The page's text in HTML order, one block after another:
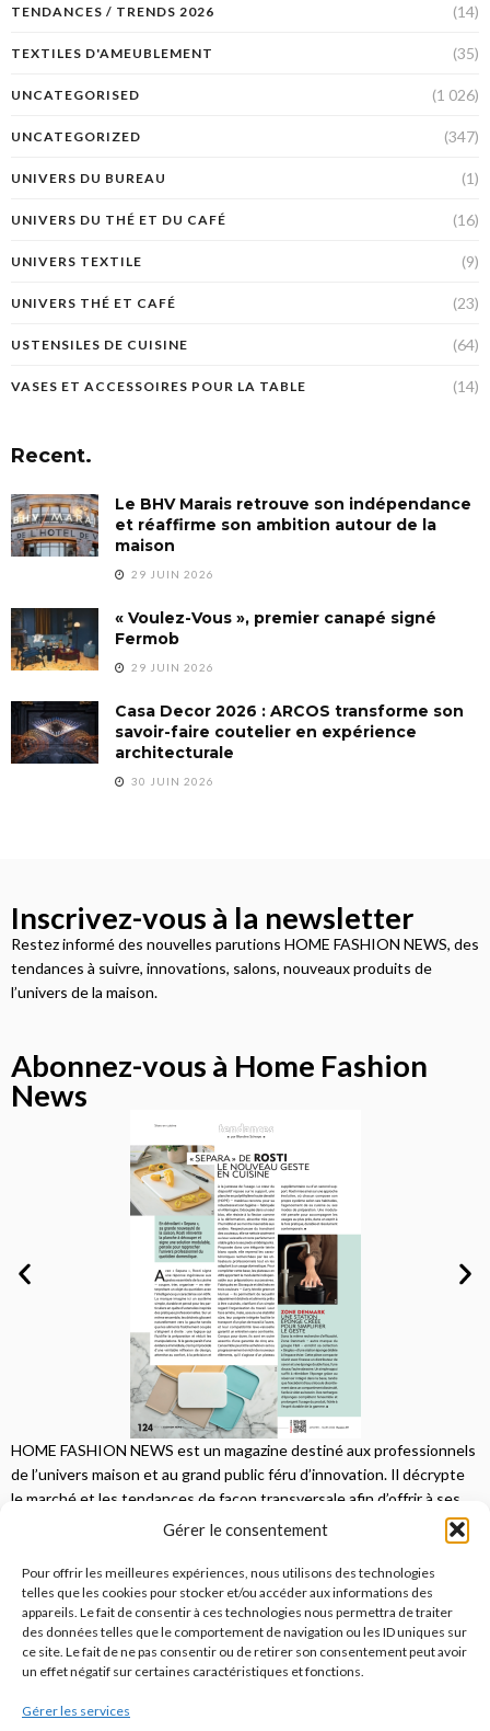
Gérer le consentement
Pour offrir les meilleures expériences, nous utilisons des technologies
telles que les cookies pour stocker et/ou accéder aux informations des
appareils. Le fait de consentir à ces technologies nous permettra de traiter
des données telles que le comportement de navigation ou les ID uniques sur
ce site. Le fait de ne pas consentir ou de retirer son consentement peut avoir
un effet négatif sur certaines caractéristiques et fonctions.
Gérer les services
TENDANCES / TRENDS 2026 (14)
TEXTILES D'AMEUBLEMENT (35)
UNCATEGORISED (1 026)
UNCATEGORIZED (347)
UNIVERS DU BUREAU (1)
UNIVERS DU THÉ ET DU CAFÉ (16)
UNIVERS TEXTILE (9)
UNIVERS THÉ ET CAFÉ (23)
USTENSILES DE CUISINE (64)
VASES ET ACCESSOIRES POUR LA TABLE (14)
Recent.
Le BHV Marais retrouve son indépendance
et réaffirme son ambition autour de la
maison
29 JUIN 2026
« Voulez-Vous », premier canapé signé
Fermob
29 JUIN 2026
Casa Decor 2026 : ARCOS transforme son
savoir-faire coutelier en expérience
architecturale
30 JUIN 2026
Inscrivez-vous à la newsletter
Restez informé des nouvelles parutions HOME FASHION NEWS, des
tendances à suivre, innovations, salons, nouveaux produits de
l’univers de la maison.
Abonnez-vous à Home Fashion
News
HOME FASHION NEWS est un magazine destiné aux professionnels
de l’univers maison et au grand public féru d’innovation. Il décrypte
le marché et les tendances de façon transversale afin d’offrir à ses
lecteurs une vision complète.
JE M'ABONNE